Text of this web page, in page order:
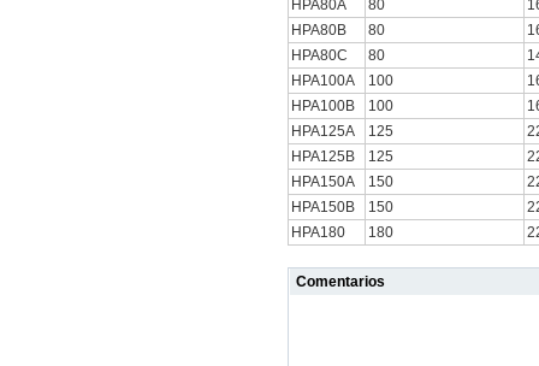
HPA80A
80
HPA80B
80
HPA80C
80
HPA100A
100
HPA100B
100
HPA125A
125
HPA125B
125
HPA150A
150
HPA150B
150
HPA180
180
Comentarios